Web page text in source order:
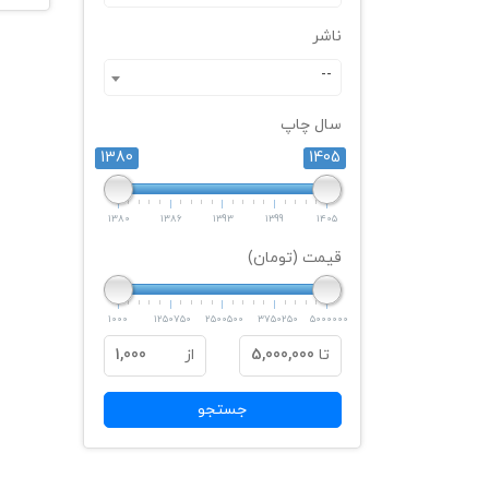
ناشر
--
سال چاپ
1380
1405
1380 1386 1393 1399 1405
قیمت (تومان)
1000 1250750 2500500 3750250 5000000
تا 5,000,000 از 1,000
جستجو